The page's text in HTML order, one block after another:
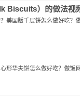
Biscuits）的做法视
美国版千层饼怎么做好吃
形华夫饼怎么做好吃？做